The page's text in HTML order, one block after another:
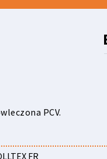
PCV.
FR